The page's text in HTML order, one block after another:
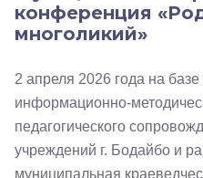
конференция
многоликий»
2 апреля 2026 года на
информационно-
педагогического
учреждений г. Бодайбо и
муниципальная